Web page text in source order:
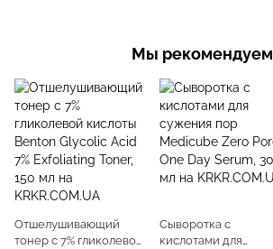
Мы рекомендуем
Отшелушивающий
тонер с 7% гликолевой
Сыворотка с
кислотами для